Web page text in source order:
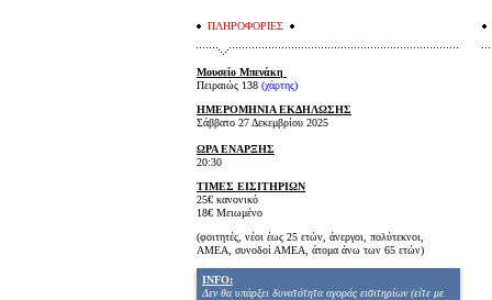
ΠΛΗΡΟΦΟΡΙΕΣ
Μουσείο Μπενάκη
Πειραιώς 138 (χάρτης)
ΗΜΕΡΟΜΗΝΙA ΕΚΔΗΛΩΣΗΣ
Σάββατο 27 Δεκεμβρίου 2025
ΩΡΑ ΕΝΑΡΞΗΣ
20:30
ΤΙΜΕΣ ΕΙΣΙΤΗΡΙΩΝ
25€ κανονικό
18€ Μειωμένο
(φοιτητές, νέοι έως 25 ετών, άνεργοι, πολύτεκνοι,
ΑΜΕΑ, συνοδοί ΑΜΕΑ, άτομα άνω των 65 ετών)
INFO:
Δεν θα υπάρξει δυνατότητα αγοράς εισιτηρίων (είτε με